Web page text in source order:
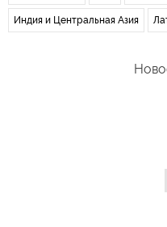
Индия и Центральная Азия